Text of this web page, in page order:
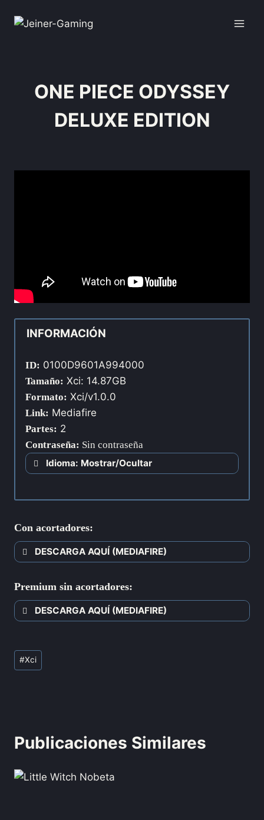
ONE PIECE ODYSSEY
DELUXE EDITION
INFORMACIÓN
ID: 0100D9601A994000
Tamaño: Xci: 14.87GB
Formato: Xci/v1.0.0
Link: Mediafire
Partes: 2
Contraseña: Sin contraseña
Idioma: Mostrar/Ocultar
Con acortadores:
DESCARGA AQUÍ (MEDIAFIRE)
Premium sin acortadores:
DESCARGA AQUÍ (MEDIAFIRE)
#Xci
Publicaciones Similares